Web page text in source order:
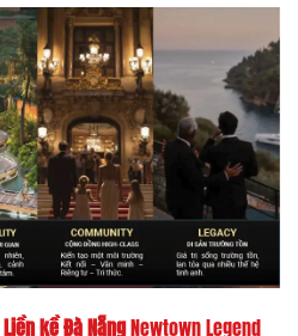
Liền kề Đà NẵngNewtown Legend